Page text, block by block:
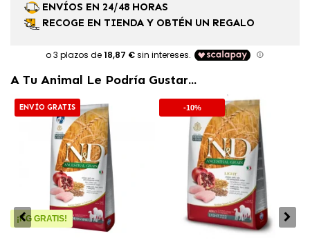
ENVÍOS EN 24/48 HORAS
RECOGE EN TIENDA Y OBTÉN UN REGALO
A Tu Animal Le Podría Gustar...
ENVÍO GRATIS
¡KG GRATIS!
-10%